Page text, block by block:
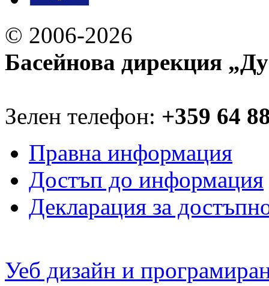
© 2006-2026
Басейнова дирекция
Зелен телефон: +359 64
Правна информация
Достъп до информация
Декларация за
Уеб дизайн и